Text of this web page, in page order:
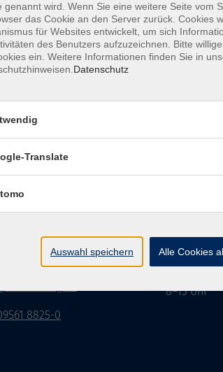
15
8825-0
Montag bis
8–13 Uhr
8–13 Uhr
genannt wird. Wenn Sie eine weitere Seite vom
das Cookie an den Server zurück. Cookies
für Websites entwickelt, um sich
des Benutzers aufzuzeichnen. Bitte
ein. Weitere Informationen finden Sie in
Datenschutz
Translate
Auswahl speichern Alle Cookies